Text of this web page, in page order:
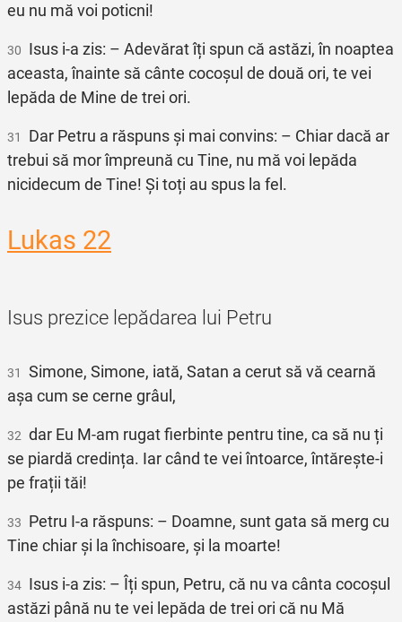
eu nu mă voi poticni!
30 Isus i‑a zis: – Adevărat îți spun că astăzi, în noaptea
aceasta, înainte să cânte cocoșul de două ori, te vei
lepăda de Mine de trei ori.
31
Dar Petru a răspuns și mai convins: – Chiar dacă ar
trebui să mor împreună cu Tine, nu mă voi lepăda
nicidecum de Tine! Și toți au spus la fel.
Lukas 22
Isus prezice lepădarea lui Petru
31
Simone, Simone, iată, Satan a cerut să vă cearnă
așa cum se cerne grâul,
32 dar Eu M‑am rugat fierbinte pentru tine, ca să nu ți
se piardă credința. Iar când te vei întoarce, întărește‑i
pe frații tăi!
33 Petru I‑a răspuns: – Doamne, sunt gata să merg cu
Tine chiar și la închisoare, și la moarte!
34 Isus i‑a zis: – Îți spun, Petru, că nu va cânta cocoșul
astăzi până nu te vei lepăda de trei ori că nu Mă